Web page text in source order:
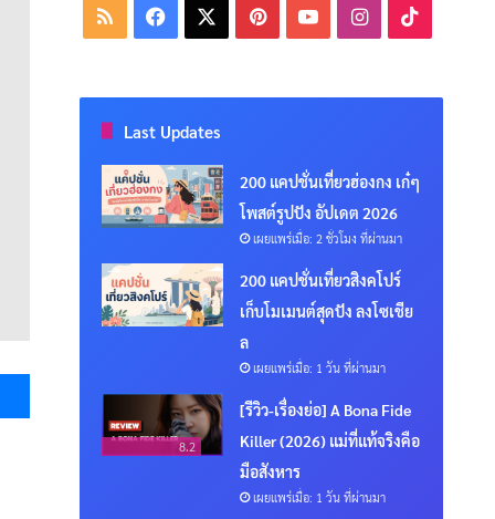
Messenger
RSS Facebook PinterestYouTubeInstagram
Last Updates
200 แคปชั่นเที่ยวฮ่องกง เก๋ๆ
โพสต์รูปปัง อัปเดต 2026
เผยแพร่เมื่อ: 2 ชั่วโมง ที่ผ่านมา
200 แคปชั่นเที่ยวสิงคโปร์
เก็บโมเมนต์สุดปัง ลงโซเชีย
ล
เผยแพร่เมื่อ: 1 วัน ที่ผ่านมา
8.2
[รีวิว-เรื่องย่อ] A Bona Fide
Killer (2026) แม่ที่แท้จริงคือ
มือสังหาร
เผยแพร่เมื่อ: 1 วัน ที่ผ่านมา